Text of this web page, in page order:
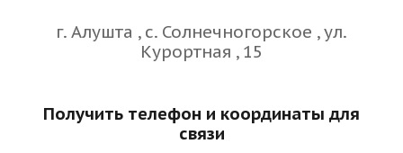
г. Алушта , с. Солнечногорское , ул.
Курортная , 15
Получить телефон и координаты для
связи